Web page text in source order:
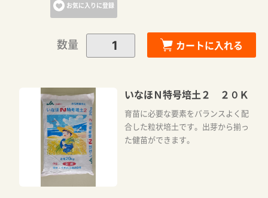
お気に入りに登録
数量 カートに入れる
いなほＮ特号培土２ ２０Ｋ
育苗に必要な要素をバランスよく配
合した粒状培土です。出芽から揃っ
た健苗ができます。